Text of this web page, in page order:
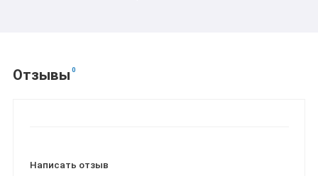
Отзывы 0
Написать отзыв